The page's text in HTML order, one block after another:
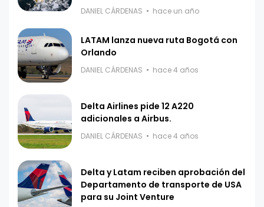
DANIEL CÁRDENAS hace un año
LATAM lanza nueva ruta Bogotá con
Orlando
DANIEL CÁRDENAS hace 4 años
Delta Airlines pide 12 A220
adicionales a Airbus.
DANIEL CÁRDENAS hace 4 años
Delta y Latam reciben aprobación del
Departamento de transporte de USA
para su Joint Venture